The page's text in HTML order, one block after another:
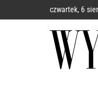
czwartek, 6